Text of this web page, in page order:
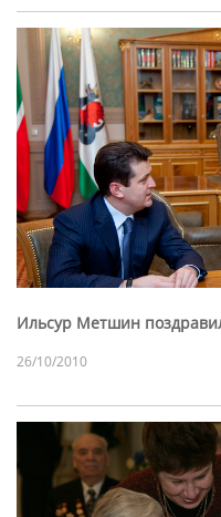
Ильсур Метшин
26/10/2010